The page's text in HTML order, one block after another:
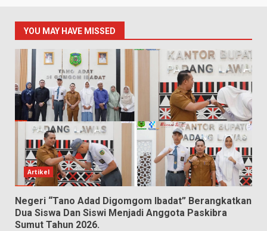
YOU MAY HAVE MISSED
Artikel
Negeri “Tano Adad Digomgom Ibadat” Berangkatkan
Dua Siswa Dan Siswi Menjadi Anggota Paskibra
Sumut Tahun 2026.